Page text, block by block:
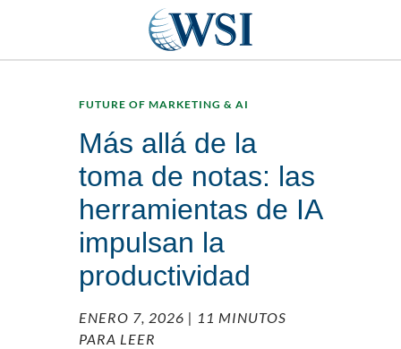
FUTURE OF MARKETING & AI
Más allá de la
toma de notas: las
herramientas de IA
impulsan la
productividad
ENERO 7, 2026 | 11 MINUTOS
PARA LEER